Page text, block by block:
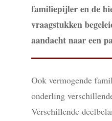
familiepijler en de
vraagstukken
aandacht naar een
Ook vermogende
onderling
Verschillende